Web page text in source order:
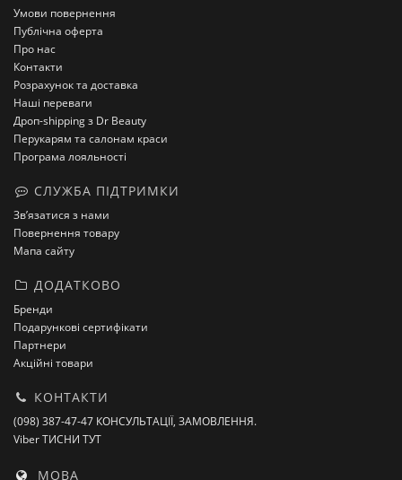
Умови повернення
Публічна оферта
Про нас
Контакти
Розрахунок та доставка
Наші переваги
Дроп-shipping з Dr Beauty
Перукарям та салонам краси
Програма лояльності
СЛУЖБА ПІДТРИМКИ
Зв’язатися з нами
Повернення товару
Мапа сайту
ДОДАТКОВО
Бренди
Подарункові сертифікати
Партнери
Акційні товари
КОНТАКТИ
(098) 387-47-47 КОНСУЛЬТАЦІЇ, ЗАМОВЛЕННЯ.
Viber ТИСНИ ТУТ
МОВА